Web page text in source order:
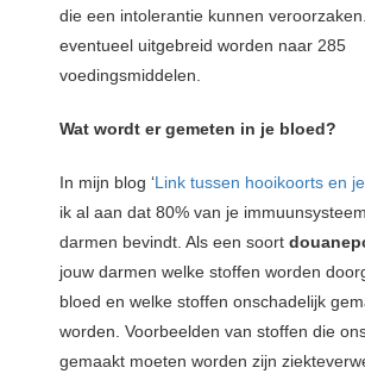
die een intolerantie kunnen
eventueel uitgebreid worden naar 285
voedingsmiddelen.
Wat wordt er gemeten in je bloed?
In mijn blog ‘Link tussen hooikoorts en
ik al aan dat 80% van je
darmen bevindt. Als een soort
jouw darmen welke stoffen worden
bloed en welke stoffen onschadelijk
worden. Voorbeelden van stoffen die
gemaakt moeten worden zijn